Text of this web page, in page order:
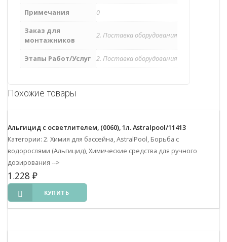
Примечания
0
Заказ для
монтажников
2. Поставка оборудования
Этапы Работ/Услуг 2. Поставка оборудования
Похожие товары
Альгицид с осветлителем, (0060), 1л. Astralpool/11413
Категории: 2. Химия для бассейна, AstralPool, Борьба с
водорослями (Альгицид), Химические средства для ручного
дозирования -->
1.228 ₽
КУПИТЬ